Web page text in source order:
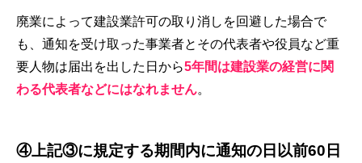
廃業によって建設業許可の取り消しを回避した場合で
も、通知を受け取った事業者とその代表者や役員など重
要人物は届出を出した日から5年間は建設業の経営に関
わる代表者などにはなれません。
④上記③に規定する期間内に通知の日以前60日